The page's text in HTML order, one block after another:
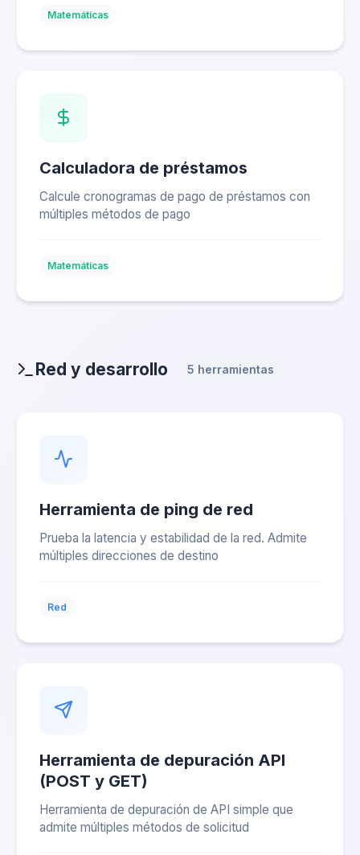
Matemáticas
Calculadora de préstamos
Calcule cronogramas de pago de préstamos con
múltiples métodos de pago
Matemáticas
Red y desarrollo 5 herramientas
Herramienta de ping de red
Prueba la latencia y estabilidad de la red. Admite
múltiples direcciones de destino
Red
Herramienta de depuración API
(POST y GET)
Herramienta de depuración de API simple que
admite múltiples métodos de solicitud